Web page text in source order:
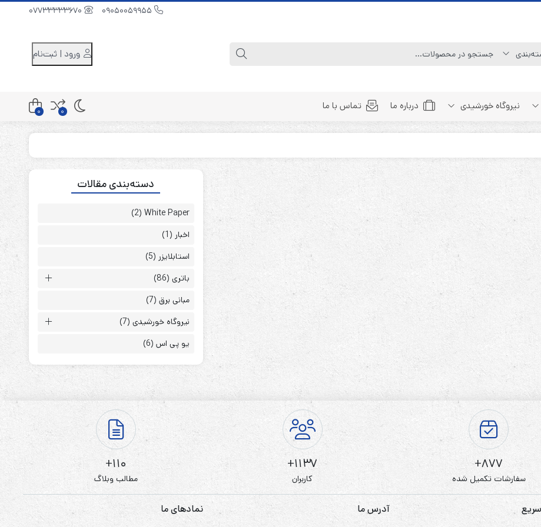
ورود | ثبت‌نام
Line Interactive (Simulated Sine Wave)
Line Interactive (Pure Sine Wave)
Double Conversion (1:1)
Double Convertion (3:1)
Double Conversion (3:3)
کابینت باتری 48 ولت
کابینت باتری 96 ولت
کابینت باتری 240 ولت
STB
Prince
سروو موتوری
ZTY
ابزارهای مدیریت یوپی‌اس
تابلوی بای پس
ترانس ایزوله
نیروگاه خورشیدی درباره ما تماس با ما
0
0
دسته‌بندی مقالات
White Paper
(2)
اخبار (1)
استابلایزر (5)
باتری(86)
مبانی برق(7)
نیروگاه خورشیدی(7)
یو پی اس(6)
877+
سفارشات تکمیل شده
1137+
کاربران
110+
مطالب وبلاگ
آدرس ما نمادهای ما